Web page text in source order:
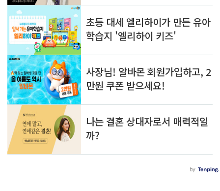
두
면
쓸
모
있
는
정
보
를
공
유
합
니
기